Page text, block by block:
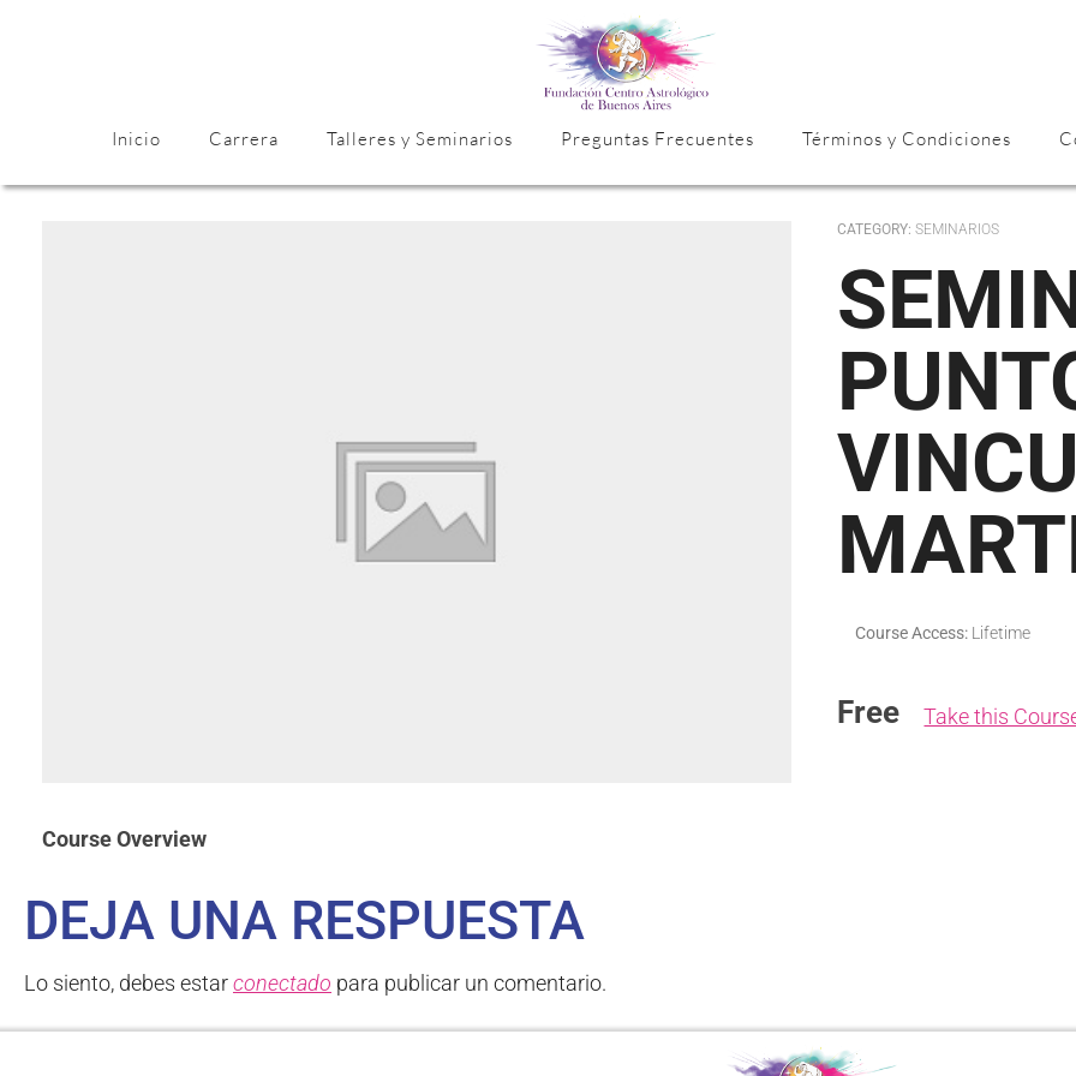
Inicio Carrera Talleres y Seminarios Preguntas Frecuentes Términos y Condiciones
CATEGORY:SEMINARIOS
SEMINARIO
Course Access: Lifetime
Free Take this
Course Overview
DEJA UNA RESPUESTA
Lo siento, debes estarconectado para publicar un comentario.